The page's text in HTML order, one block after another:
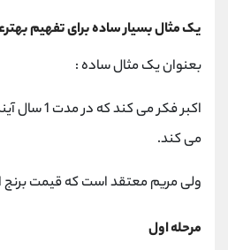
یک مثال بسیار ساده برای تفهیم
بعنوان یک مثال ساده :
اکبر فکر می
می کند.
ولی مریم معتقد است که قیمت برنج
مرحله اول